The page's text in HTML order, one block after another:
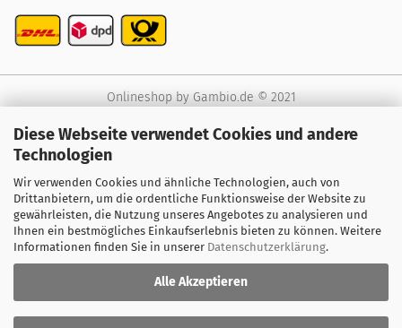
Diese Webseite verwendet Cookies und andere
Technologien
Wir verwenden Cookies und ähnliche Technologien, auch von
Drittanbietern, um die ordentliche Funktionsweise der Website zu
gewährleisten, die Nutzung unseres Angebotes zu analysieren und
Ihnen ein bestmögliches Einkaufserlebnis bieten zu können. Weitere
Informationen finden Sie in unserer Datenschutzerklärung.
Alle Akzeptieren
Onlineshopby Gambio.de © 2021